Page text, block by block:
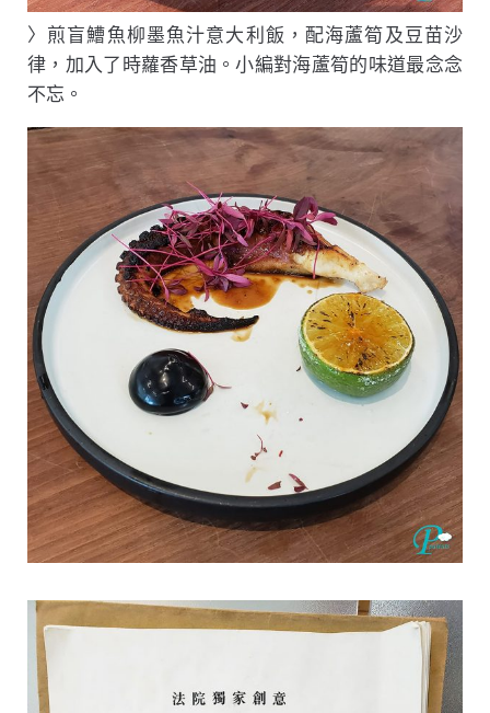
〉煎盲鰽魚柳墨魚汁意大利飯，配海蘆筍及豆苗沙
律，加入了時蘿香草油。小編對海蘆筍的味道最念念
不忘。